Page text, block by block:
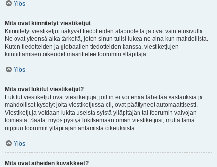
Ylös
Mitä ovat kiinnitetyt viestiketjut
Kiinnitetyt viestiketjut näkyvät tiedotteiden alapuolella ja ovat vain etusivulla.
Ne ovat yleensä aika tärkeitä, joten sinun tulisi lukea ne aina kun mahdollista.
Kuten tiedotteiden ja globaalien tiedotteiden kanssa, viestiketjujen
kiinnittämisen oikeudet määrittelee foorumin ylläpitäjä.
Ylös
Mitä ovat lukitut viestiketjut?
Lukitut viestiketjut ovat viestiketjuja, joihin ei voi enää lähettää vastauksia ja
mahdolliset kyselyt joita viestiketjussa oli, ovat päättyneet automaattisesti.
Viestiketjuja voidaan lukita useista syistä ylläpitäjän tai foorumin valvojan
toimesta. Saatat myös pystyä lukitsemaan oman viestiketjusi, mutta tämä
riippuu foorumin ylläpitäjän antamista oikeuksista.
Ylös
Mitä ovat aiheiden kuvakkeet?